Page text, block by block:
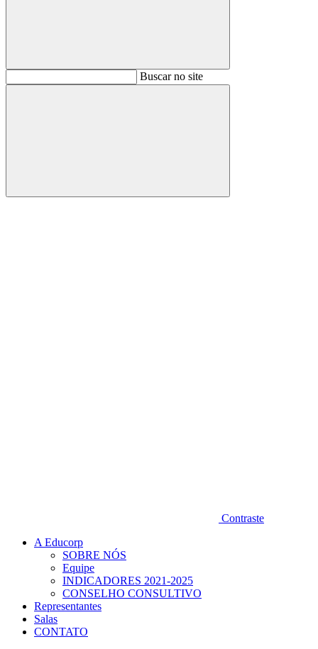
BuscarBuscar no site
Buscar
Contraste
A Educorp
SOBRE NÓS
Equipe
INDICADORES 2021-2025
CONSELHO CONSULTIVO
Representantes
Salas
CONTATO